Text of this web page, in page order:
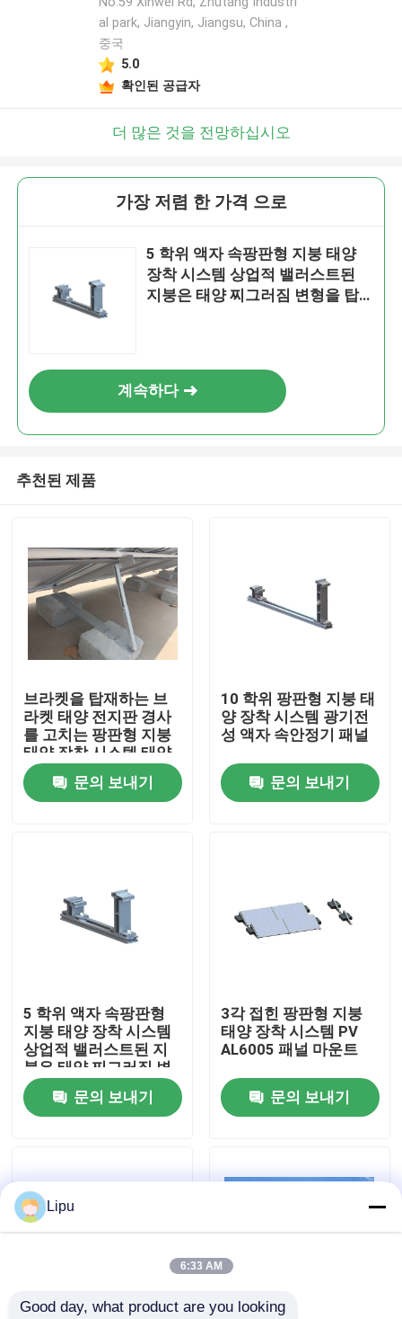
집
화면
우리에 대하여
공장 여행
연락주세요
태양 피프 장착 시스템
al park, Jiangyin, Jiangsu, China ,
중국
5.0
확인된 공급자
더 많은 것을 전망하십시오
가장 저렴 한 가격 으로
5 학위 액자 속팡판형 지붕 태양
장착 시스템 상업적 밸러스트된
지붕은 태양 찌그러짐 변형을 탑
계속하다
추천된 제품
브라켓을 탑재하는 브
라켓 태양 전지판 경사
를 고치는 팡판형 지붕
태양 장착 시스템 태양
전지판
문의 보내기
10 학위 팡판형 지붕 태
양 장착 시스템 광기전
성 액자 속안정기 패널
문의 보내기
5 학위 액자 속팡판형
지붕 태양 장착 시스템
상업적 밸러스트된 지
붕은 태양 찌그러짐 변
형을 탑재합니다
문의 보내기
3각 접힌 팡판형 지붕
태양 장착 시스템 PV
AL6005 패널 마운트
문의 보내기
Lipu
6:33 AM
Good day, what product are you looking